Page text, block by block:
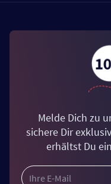
Melde Dich zu
sichere Dir
erhältst Du